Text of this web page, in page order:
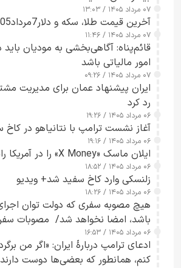
۰۷ مرداد ۱۴۰۵ / ۱۳:۰۳
آخرین قیمت طلا، سکه و دلار7مرداد1405
۰۷ مرداد ۱۴۰۵ / ۱۱:۴۶
قائم‌پناه: آگاهی‌بخشی به مودیان
امور مالیاتی باشد
۰۷ مرداد ۱۴۰۵ / ۰۹:۲۶
ایران پیشنهاد عمان برای مدیریت
رد کرد
۰۶ مرداد ۱۴۰۵ / ۱۹:۲۶
آغاز نشست ترامپ با نتانیاهو در کاخ
۰۶ مرداد ۱۴۰۵ / ۱۹:۱۶
ایلان ماسک «X Money» را در آمریکا راه‌اندازی کرد
۰۶ مرداد ۱۴۰۵ / ۱۸:۵۲
زلنسکی وارد کاخ سفید شد+ ویدیو
۰۶ مرداد ۱۴۰۵ / ۱۸:۲۶
هیچ مصوبه سفری که دولت توان
باشد، امضا نخواهد شد/ مصوبات
چارچوب قانون بودجه است+ عکس
۰۶ مرداد ۱۴۰۵ / ۱۶:۵۳
ادعای ترامپ دربارهٔ ایران: «اگر من
کنم، همانطور که بعضی‌ها دوست